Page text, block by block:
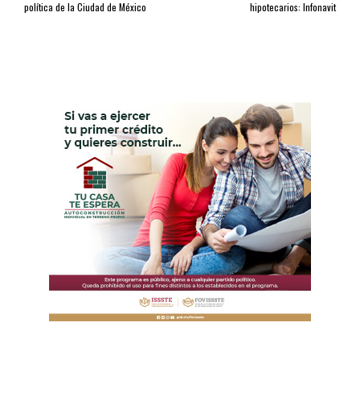
política de la Ciudad de México hipotecarios: Infonavit